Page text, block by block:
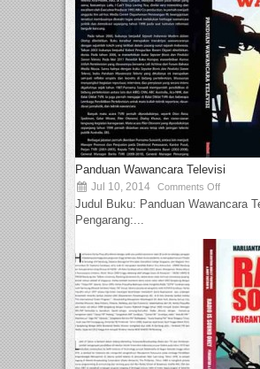
Panduan Wawancara Televisi
Jul 10, 2014 Comments Off
Judul Buku: Panduan Wawancara
Pengarang:...